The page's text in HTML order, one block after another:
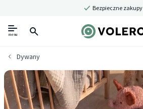
Bezpieczne zakupy
menu
Dywany